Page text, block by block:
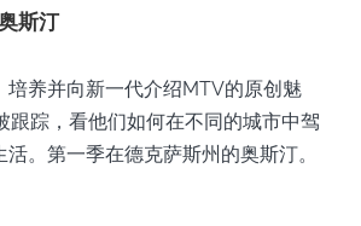
斯汀
培养并向新一代介绍MTV的原创魅
跟踪，看他们如何在不同的城市中驾
。第一季在德克萨斯州的奥斯汀。